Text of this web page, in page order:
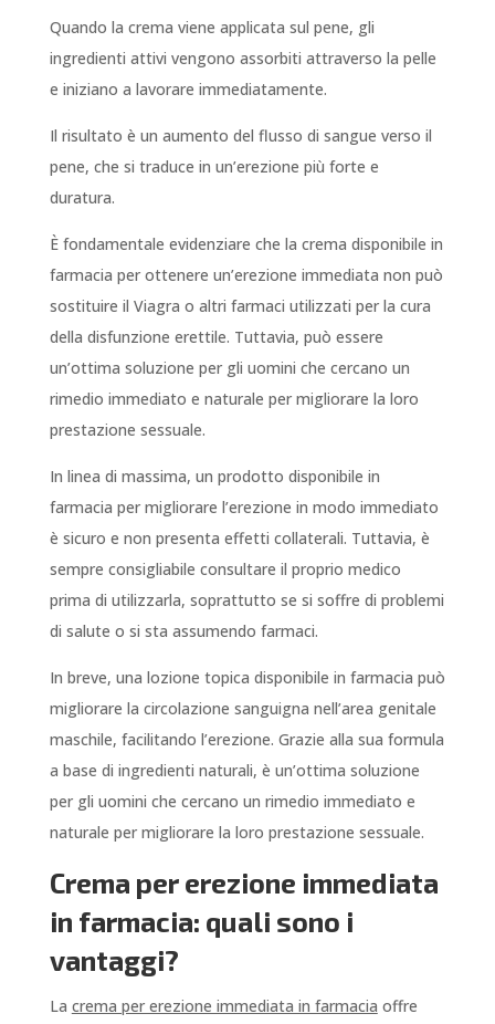
Quando la crema viene applicata sul pene, gli
ingredienti attivi vengono assorbiti attraverso la pelle
e iniziano a lavorare immediatamente.
Il risultato è un aumento del flusso di sangue verso il
pene, che si traduce in un’erezione più forte e
duratura.
È fondamentale evidenziare che la crema disponibile in
farmacia per ottenere un’erezione immediata non può
sostituire il Viagra o altri farmaci utilizzati per la cura
della disfunzione erettile. Tuttavia, può essere
un’ottima soluzione per gli uomini che cercano un
rimedio immediato e naturale per migliorare la loro
prestazione sessuale.
In linea di massima, un prodotto disponibile in
farmacia per migliorare l’erezione in modo immediato
è sicuro e non presenta effetti collaterali. Tuttavia, è
sempre consigliabile consultare il proprio medico
prima di utilizzarla, soprattutto se si soffre di problemi
di salute o si sta assumendo farmaci.
In breve, una lozione topica disponibile in farmacia può
migliorare la circolazione sanguigna nell’area genitale
maschile, facilitando l’erezione. Grazie alla sua formula
a base di ingredienti naturali, è un’ottima soluzione
per gli uomini che cercano un rimedio immediato e
naturale per migliorare la loro prestazione sessuale.
Crema per erezione immediata
in farmacia: quali sono i
vantaggi?
La crema per erezione immediata in farmacia offre